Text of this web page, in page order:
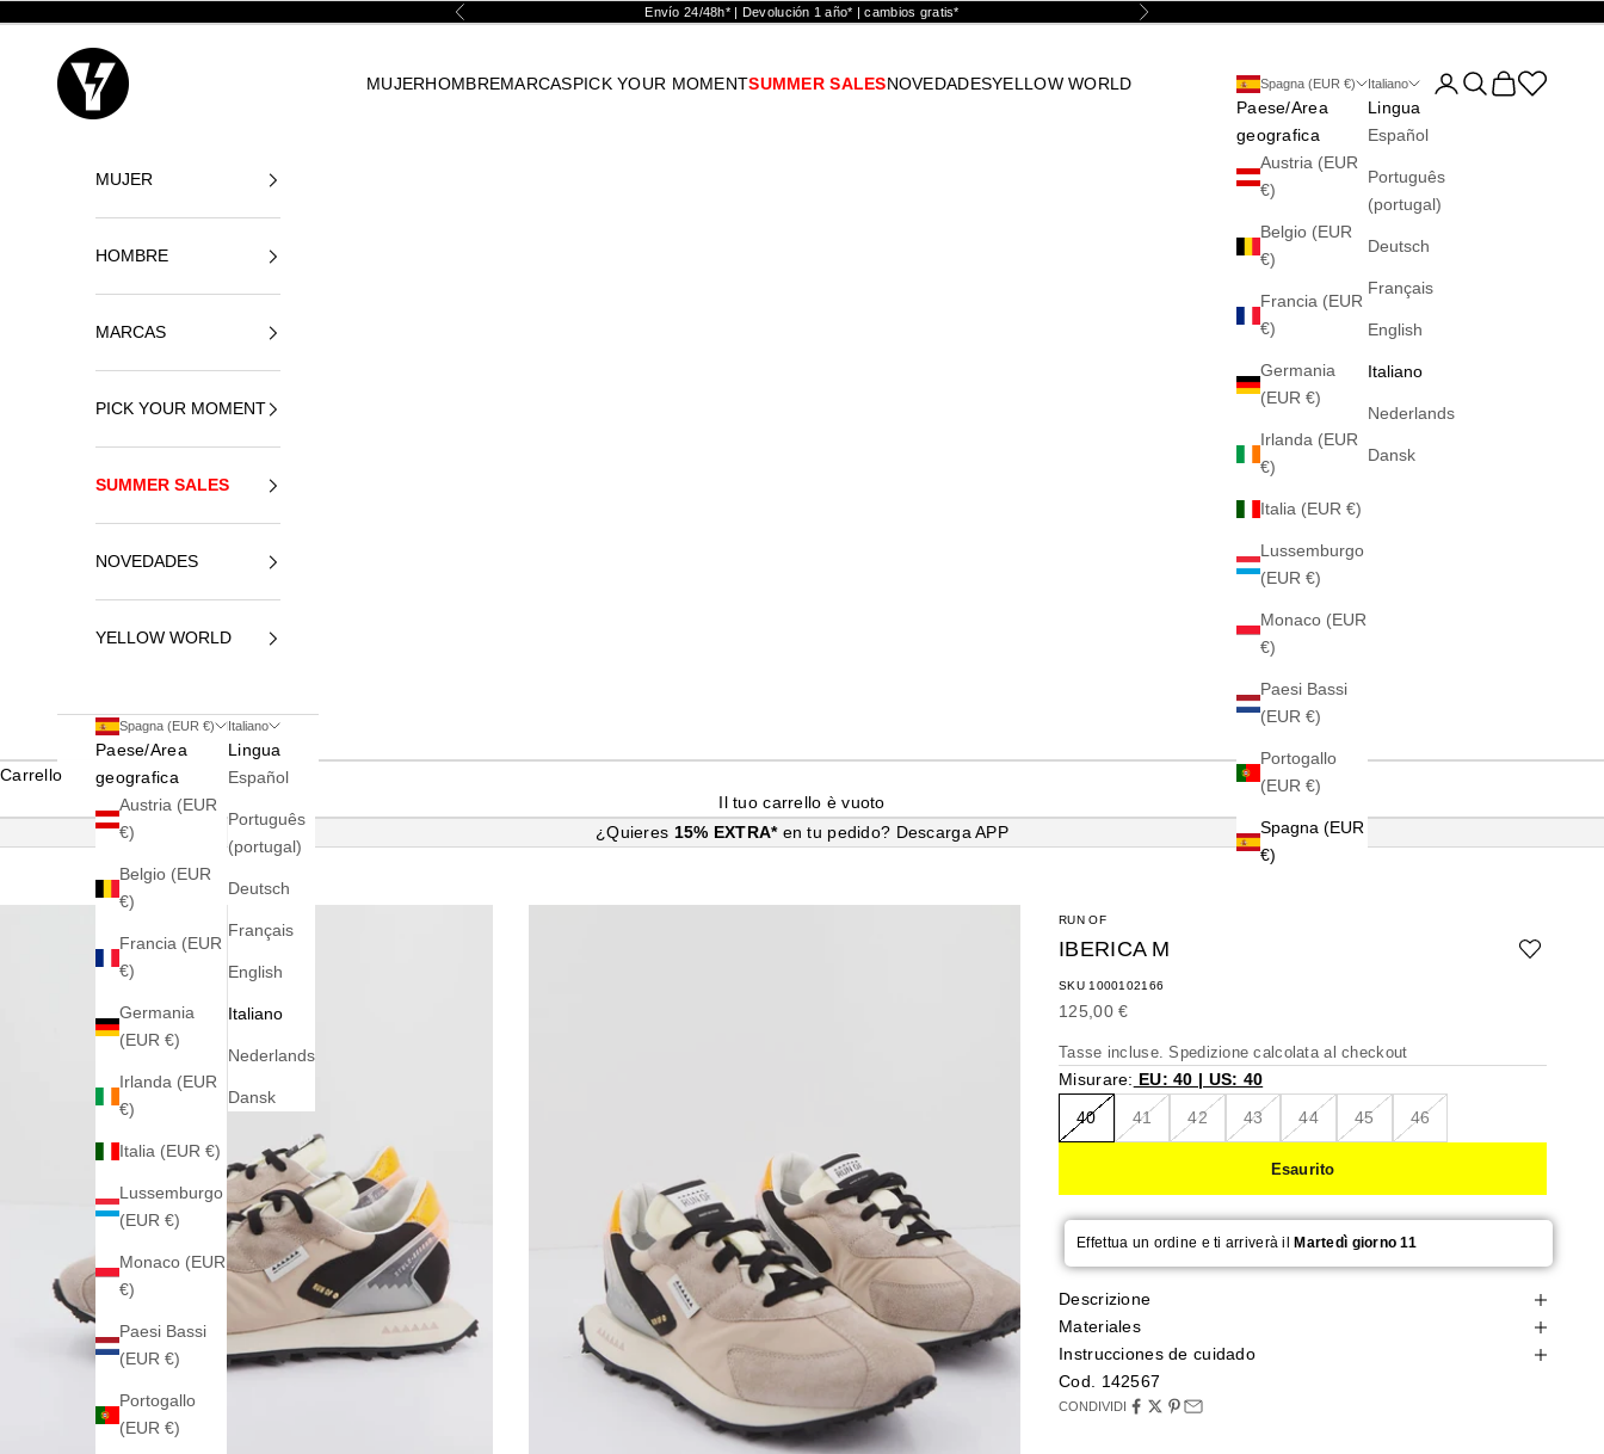
Precedente Envío 24/48h* | Devolución 1 año* | cambios gratis* Successivo
Yellowshop
MUJERHOMBREMARCASPICK YOUR MOMENTSUMMER SALESNOVEDADESYELLOW WORLD Spagna (EUR €)
Paese/Area
geografica
Austria (EUR
€)
Belgio (EUR
€)
Francia (EUR
€)
Germania
(EUR €)
Irlanda (EUR
€)
Italia (EUR €)
Lussemburgo
(EUR €)
Monaco (EUR
€)
Paesi Bassi
(EUR €)
Portogallo
(EUR €)
Spagna (EUR
€)
Italiano
Lingua
Español
Português
(portugal)
Deutsch
Français
English
Italiano
Nederlands
Dansk
Mostra account
Mostra il menu di
Mostra il
Abrir la
MUJER
HOMBRE
MARCAS
PICK YOUR MOMENT
SUMMER SALES
NOVEDADES
YELLOW WORLD
Spagna (EUR €)
Paese/Area
geografica
Austria (EUR
€)
Belgio (EUR
€)
Francia (EUR
€)
Germania
(EUR €)
Irlanda (EUR
€)
Italia (EUR €)
Lussemburgo
(EUR €)
Monaco (EUR
€)
Paesi Bassi
(EUR €)
Portogallo
(EUR €)
Italiano
Lingua
Español
Português
(portugal)
Deutsch
Français
English
Italiano
Nederlands
Dansk
Carrello
Il tuo carrello è vuoto
¿Quieres 15% EXTRA* en tu pedido? Descarga APP
RUN OF
IBERICA M
SKU 1000102166
Prezzo scontato
125,00 €
Tasse incluse.Spedizione calcolata al checkout
Misurare: EU: 40 | US: 40
40 41 42 43 44 45 46
Esaurito
Effettua un ordine e ti arriverà il Martedì giorno 11
Descrizione
Materiales
Instrucciones de cuidado
Cod. 142567
CONDIVIDI